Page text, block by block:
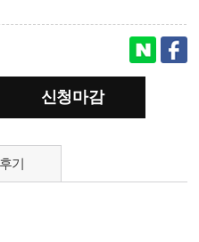
신청마감
기